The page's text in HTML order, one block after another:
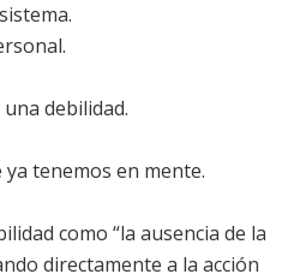
debilidad.
tenemos en mente.
como “la ausencia de la
directamente a la acción